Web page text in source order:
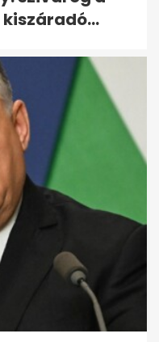
Peti megszólalt
emlékező...